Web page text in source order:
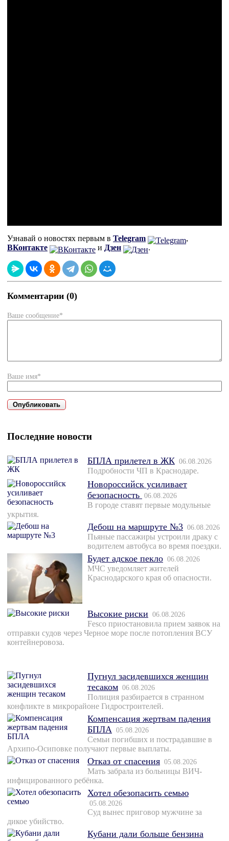
Узнавай о новостях первым в Telegram
,
ВКонтакте
и Дзен .
Комментарии (0)
Ваше сообщение*
Ваше имя*
Последние новости
БПЛА прилетел в ЖК 06.08.2026
Подробности ЧП в Краснодаре.
Новороссийск усиливает
безопасность 06.08.2026
В городе ставят первые модульные
укрытия.
Дебош на маршруте №3 06.08.2026
Пьяные пассажиры устроили драку с
водителем автобуса во время поездки.
Будет адское пекло 06.08.2026
МЧС уведомляет жителей
Краснодарского края об опасности.
Высокие риски 06.08.2026
Fesco приостановила прием заявок на
отправки судов через Черное море после потопления ВСУ
контейнеровоза.
Пугнул засидевшихся женщин
тесаком 06.08.2026
Полиция разбирается в странном
конфликте в микрорайоне Гидростроителей.
Компенсация жертвам падения
БПЛА
05.08.2026
Семьи погибших и пострадавшие в
Архипо-Осиповке получают первые выплаты.
Отказ от спасения 05.08.2026
Мать забрала из больницы ВИЧ-
инфицированного ребёнка.
Хотел обезопасить семью
05.08.2026
Суд вынес приговор мужчине за
дикое убийство.
Кубани дали больше бензина